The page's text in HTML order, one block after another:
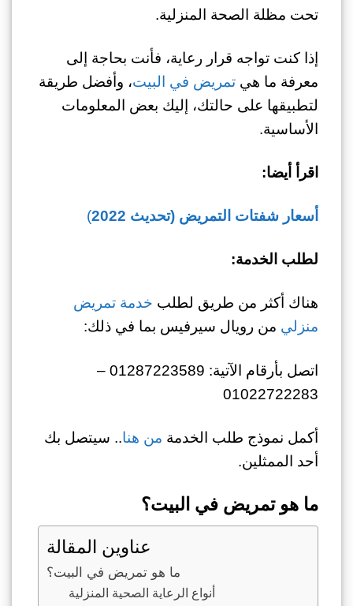
تحت مظلة الصحة المنزلية.
إذا كنت تواجه قرار رعاية، فأنت بحاجة إلى
معرفة ما هيتمريض في البيت، وأفضل طريقة
لتطبيقها على حالتك، إليك بعض المعلومات
الأساسية.
اقرأ أيضا:
أسعار شفتات التمريض (تحديث 2022 )
لطلب الخدمة:
هناك أكثر من طريق لطلب خدمة تمريض
منزلي من رويال سيرفيس بما في ذلك:
اتصل بأرقام الآتية: 01287223589 –
01022722283
أكمل نموذج طلب الخدمة من هنا.. سيتصل بك
أحد الممثلين.
ما هو تمريض في البيت؟
عناوين المقالة
ما هو تمريض في البيت؟
أنواع الرعاية الصحية المنزلية